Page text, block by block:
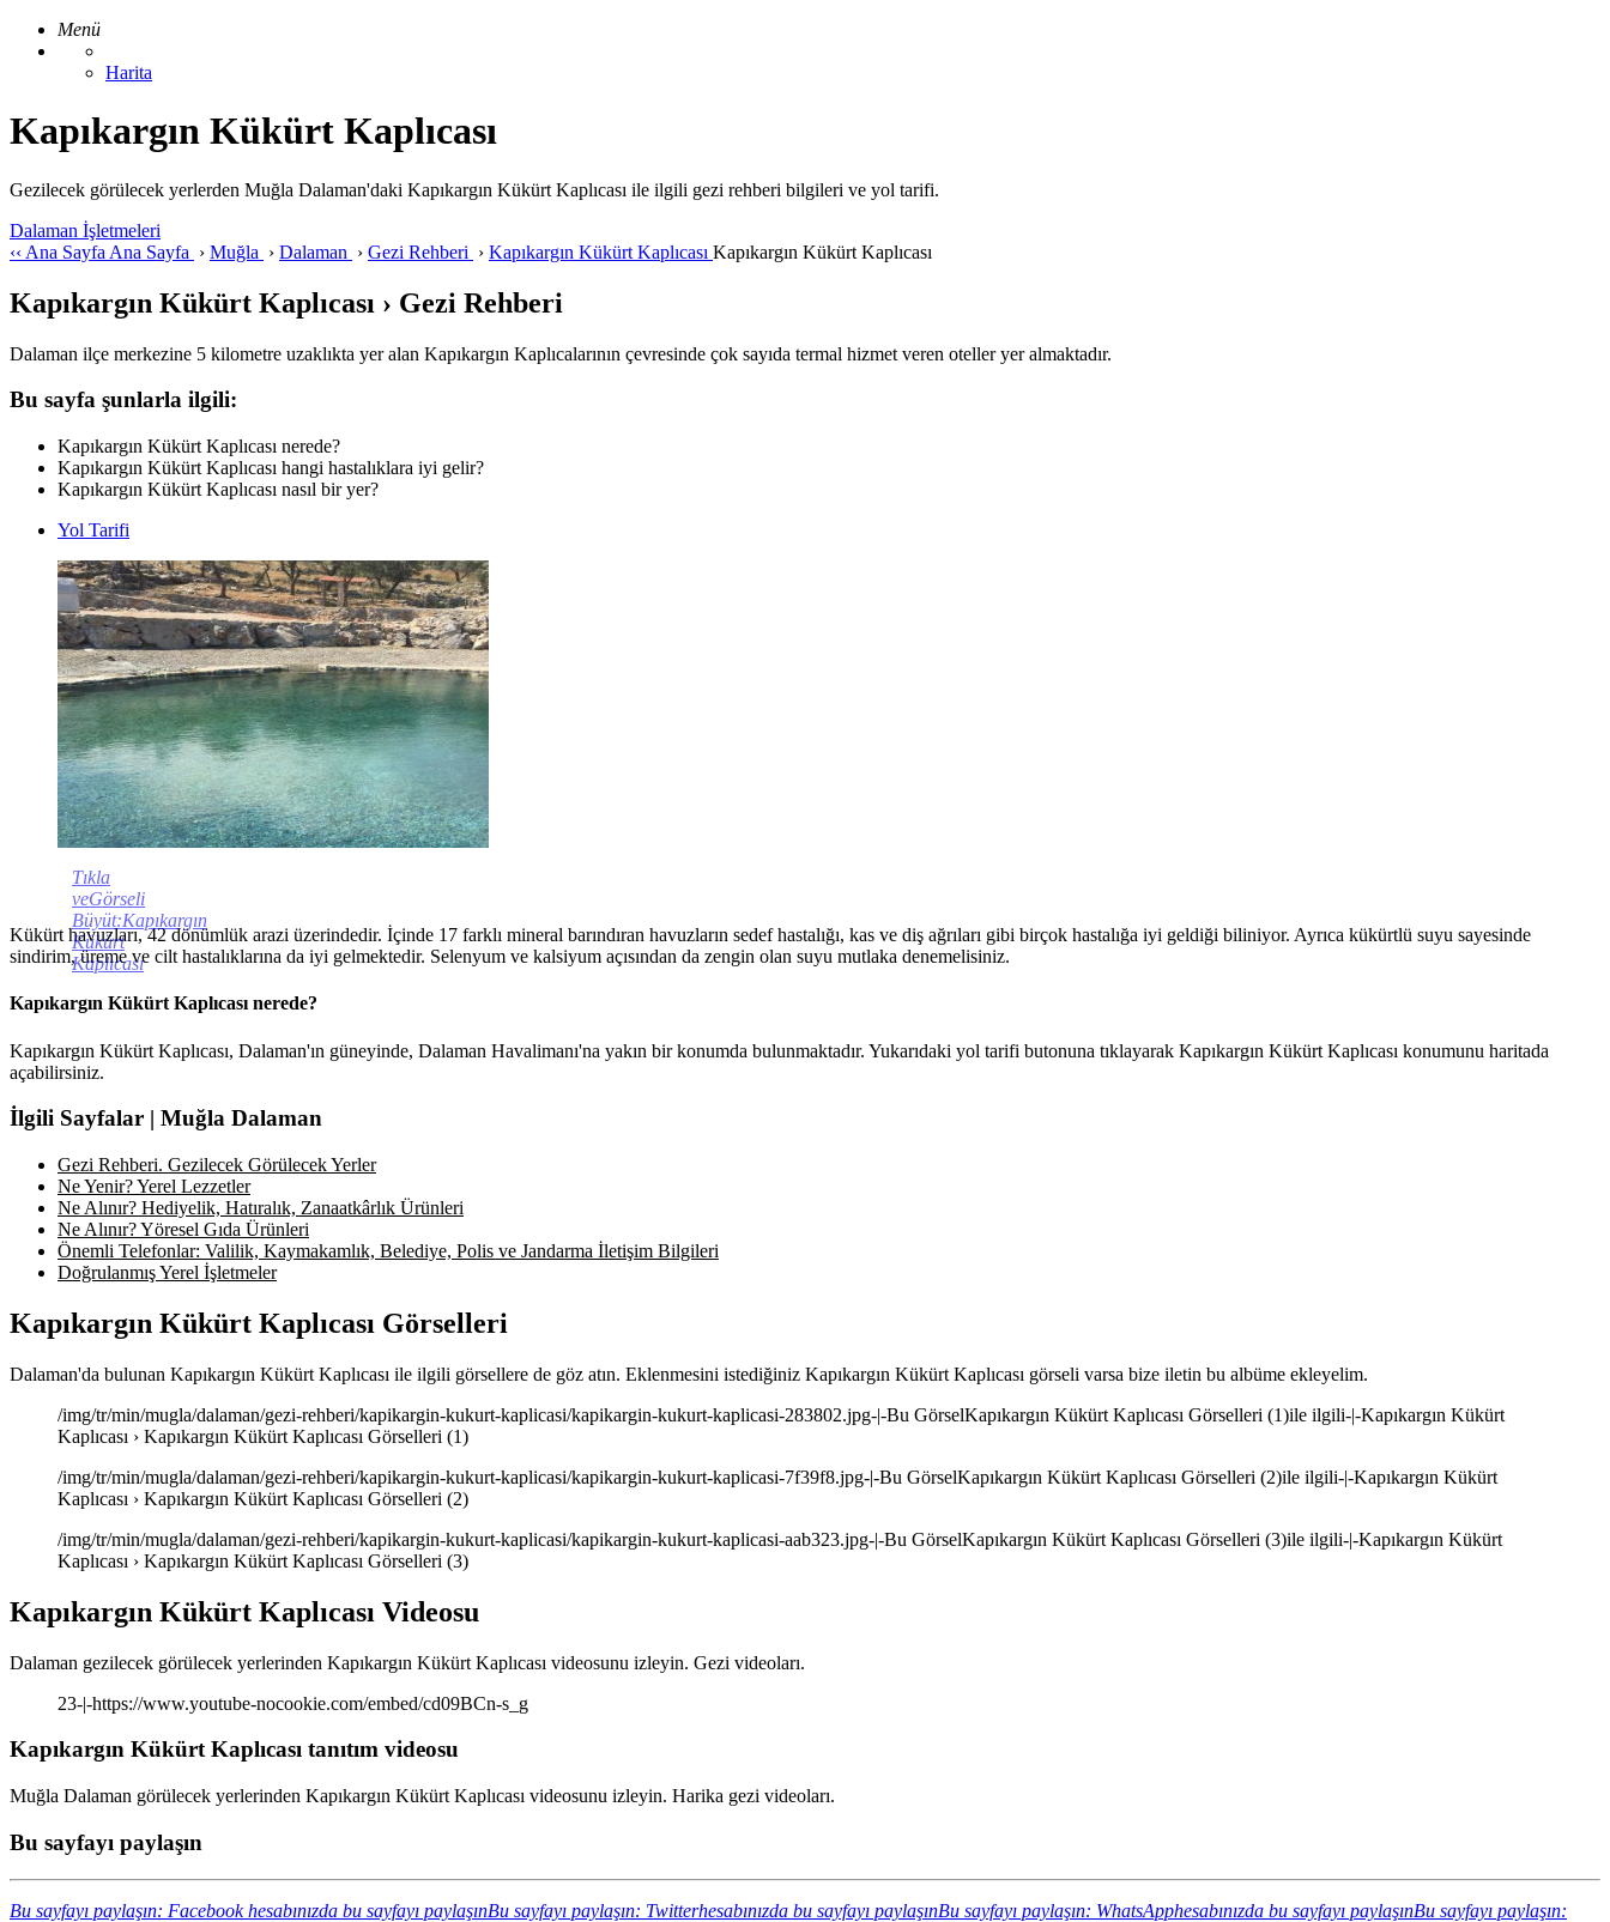
Menü
Harita
Kapıkargın Kükürt Kaplıcası
Gezilecek görülecek yerlerden Muğla Dalaman'daki Kapıkargın Kükürt Kaplıcası ile ilgili gezi rehberi bilgileri ve yol tarifi.
Dalaman İşletmeleri
‹‹ Ana Sayfa Ana Sayfa › Muğla › Dalaman › Gezi Rehberi › Kapıkargın Kükürt Kaplıcası Kapıkargın Kükürt Kaplıcası
Kapıkargın Kükürt Kaplıcası › Gezi Rehberi
Dalaman ilçe merkezine 5 kilometre uzaklıkta yer alan Kapıkargın Kaplıcalarının çevresinde çok sayıda termal hizmet veren oteller yer almaktadır.
Bu sayfa şunlarla ilgili:
Kapıkargın Kükürt Kaplıcası nerede?
Kapıkargın Kükürt Kaplıcası hangi hastalıklara iyi gelir?
Kapıkargın Kükürt Kaplıcası nasıl bir yer?
Yol Tarifi
Tıkla
veGörseli
Büyüt:Kapıkargın
Kükürt
Kaplıcası
Kükürt havuzları, 42 dönümlük arazi üzerindedir. İçinde 17 farklı mineral barındıran havuzların sedef hastalığı, kas ve diş ağrıları gibi birçok hastalığa iyi geldiği biliniyor. Ayrıca kükürtlü suyu sayesinde
sindirim, üreme ve cilt hastalıklarına da iyi gelmektedir. Selenyum ve kalsiyum açısından da zengin olan suyu mutlaka denemelisiniz.
Kapıkargın Kükürt Kaplıcası nerede?
Kapıkargın Kükürt Kaplıcası, Dalaman'ın güneyinde, Dalaman Havalimanı'na yakın bir konumda bulunmaktadır. Yukarıdaki yol tarifi butonuna tıklayarak Kapıkargın Kükürt Kaplıcası konumunu haritada
açabilirsiniz.
İlgili Sayfalar | Muğla Dalaman
Gezi Rehberi. Gezilecek Görülecek Yerler
Ne Yenir? Yerel Lezzetler
Ne Alınır? Hediyelik, Hatıralık, Zanaatkârlık Ürünleri
Ne Alınır? Yöresel Gıda Ürünleri
Önemli Telefonlar: Valilik, Kaymakamlık, Belediye, Polis ve Jandarma İletişim Bilgileri
Doğrulanmış Yerel İşletmeler
Kapıkargın Kükürt Kaplıcası Görselleri
Dalaman'da bulunan Kapıkargın Kükürt Kaplıcası ile ilgili görsellere de göz atın. Eklenmesini istediğiniz Kapıkargın Kükürt Kaplıcası görseli varsa bize iletin bu albüme ekleyelim.
/img/tr/min/mugla/dalaman/gezi-rehberi/kapikargin-kukurt-kaplicasi/kapikargin-kukurt-kaplicasi-283802.jpg-|-Bu GörselKapıkargın Kükürt Kaplıcası Görselleri (1)ile ilgili-|-Kapıkargın Kükürt
Kaplıcası › Kapıkargın Kükürt Kaplıcası Görselleri (1)
/img/tr/min/mugla/dalaman/gezi-rehberi/kapikargin-kukurt-kaplicasi/kapikargin-kukurt-kaplicasi-7f39f8.jpg-|-Bu GörselKapıkargın Kükürt Kaplıcası Görselleri (2)ile ilgili-|-Kapıkargın Kükürt
Kaplıcası › Kapıkargın Kükürt Kaplıcası Görselleri (2)
/img/tr/min/mugla/dalaman/gezi-rehberi/kapikargin-kukurt-kaplicasi/kapikargin-kukurt-kaplicasi-aab323.jpg-|-Bu GörselKapıkargın Kükürt Kaplıcası Görselleri (3)ile ilgili-|-Kapıkargın Kükürt
Kaplıcası › Kapıkargın Kükürt Kaplıcası Görselleri (3)
Kapıkargın Kükürt Kaplıcası Videosu
Dalaman gezilecek görülecek yerlerinden Kapıkargın Kükürt Kaplıcası videosunu izleyin. Gezi videoları.
23-|-https://www.youtube-nocookie.com/embed/cd09BCn-s_g
Kapıkargın Kükürt Kaplıcası tanıtım videosu
Muğla Dalaman görülecek yerlerinden Kapıkargın Kükürt Kaplıcası videosunu izleyin. Harika gezi videoları.
Bu sayfayı paylaşın
Bu sayfayı paylaşın: Facebook hesabınızda bu sayfayı paylaşınBu sayfayı paylaşın: Twitterhesabınızda bu sayfayı paylaşınBu sayfayı paylaşın: WhatsApphesabınızda bu sayfayı paylaşınBu sayfayı paylaşın: